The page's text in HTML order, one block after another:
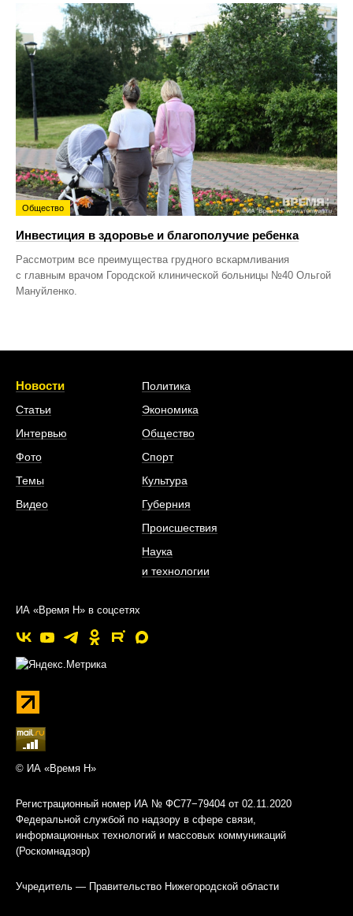
Общество
Инвестиция в здоровье и благополучие ребенка
Рассмотрим все преимущества грудного вскармливания
с главным врачом Городской клинической больницы №40 Ольгой
Мануйленко.
Новости
Статьи
Интервью
Фото
Темы
Видео
Политика
Экономика
Общество
Спорт
Культура
Губерния
Происшествия
Наука
и технологии
ИА «Время Н» в соцсетях
© ИА «Время Н»
Регистрационный номер ИА № ФС77−79404 от 02.11.2020
Федеральной службой по надзору в сфере связи,
информационных технологий и массовых коммуникаций
(Роскомнадзор)
Учредитель — Правительство Нижегородской области